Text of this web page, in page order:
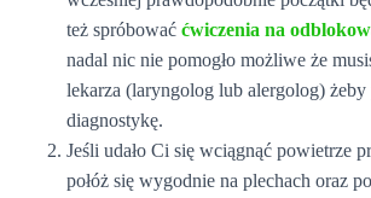
też spróbować ćwiczenia na
nadal nic nie pomogło możliwe że
lekarza (laryngolog lub alergolog) żeby
diagnostykę.
Jeśli udało Ci się wciągnąć powietrze
połóż się wygodnie na plechach oraz